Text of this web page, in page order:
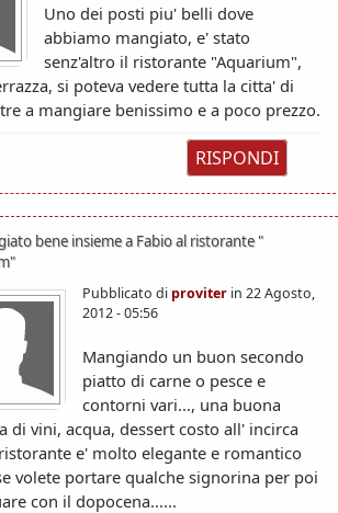
Uno dei posti piu' belli dove
abbiamo mangiato, e' stato
senz'altro il ristorante "Aquarium",
si poteva vedere tutta la citta' di
a mangiare benissimo e a poco prezzo.
RISPONDI
bene insieme a Fabio al ristorante "
Pubblicato di proviter in 22 Agosto,
2012 - 05:56
Mangiando un buon secondo
piatto di carne o pesce e
contorni vari..., una buona
di vini, acqua, dessert costo all' incirca
e' molto elegante e romantico
volete portare qualche signorina per poi
con il dopocena......